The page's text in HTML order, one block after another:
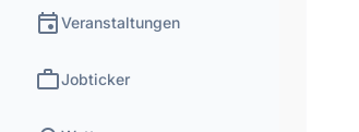
eventVeranstaltungen
workJobticker